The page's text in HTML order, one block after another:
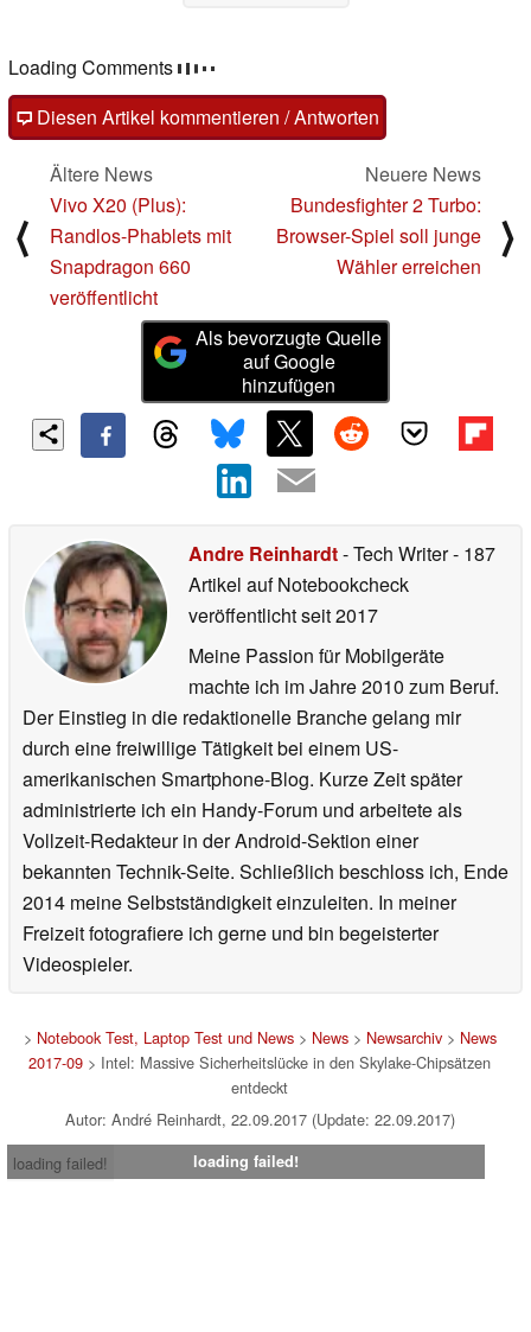
Loading Comments
Diesen Artikel kommentieren / Antworten
⟨
Ältere News
Vivo X20 (Plus):
Randlos-Phablets mit
Snapdragon 660
veröffentlicht
Neuere News
Bundesfighter 2 Turbo:
Browser-Spiel soll junge
Wähler erreichen
⟩
Als bevorzugte Quelle
auf Google
hinzufügen
Andre Reinhardt- Tech Writer- 187
Artikel auf Notebookcheck
veröffentlichtseit 2017
Meine Passion für Mobilgeräte
machte ich im Jahre 2010 zum Beruf.
Der Einstieg in die redaktionelle Branche gelang mir
durch eine freiwillige Tätigkeit bei einem US-
amerikanischen Smartphone-Blog. Kurze Zeit später
administrierte ich ein Handy-Forum und arbeitete als
Vollzeit-Redakteur in der Android-Sektion einer
bekannten Technik-Seite. Schließlich beschloss ich, Ende
2014 meine Selbstständigkeit einzuleiten. In meiner
Freizeit fotografiere ich gerne und bin begeisterter
Videospieler.
> Notebook Test, Laptop Test und News> News> Newsarchiv> News
2017-09 > Intel: Massive Sicherheitslücke in den Skylake-Chipsätzen
entdeckt
Autor: André Reinhardt, 22.09.2017 (Update: 22.09.2017)
loading failed!
loading failed!